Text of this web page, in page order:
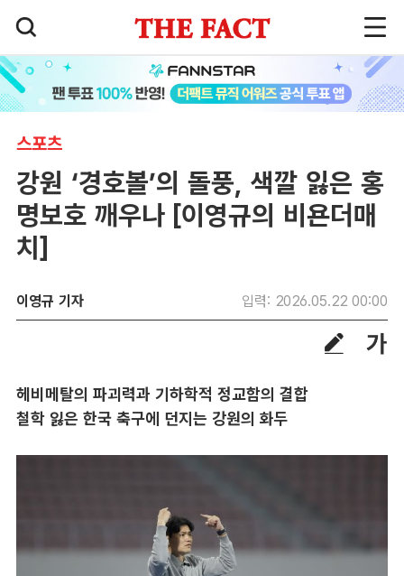
스포츠
강원 ‘경호볼’의 돌풍, 색깔 잃은 홍
명보호 깨우나 [이영규의 비욘더매
치]
이영규 기자 입력: 2026.05.22 00:00
헤비메탈의 파괴력과 기하학적 정교함의 결합
철학 잃은 한국 축구에 던지는 강원의 화두